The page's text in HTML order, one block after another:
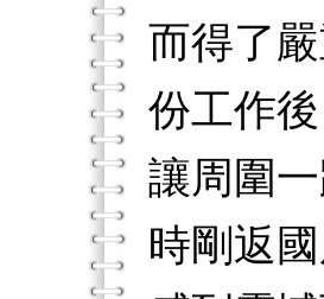
而得了
份工作
讓周圍
時剛返